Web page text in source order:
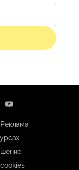
Реклама